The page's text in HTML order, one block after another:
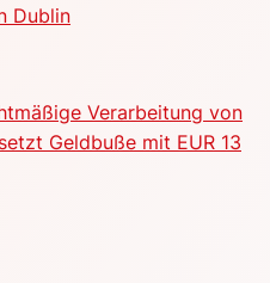
Dublin
Verarbeitung von
Geldbuße mit EUR 13